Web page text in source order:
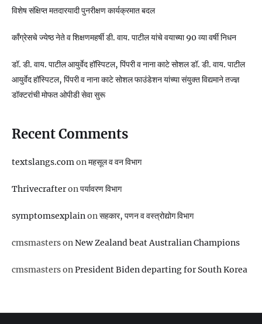
विशेष संक्षिप्त मतदारयादी पुनरीक्षण कार्यक्रमात बदल
काँग्रेसचे ज्येष्ठ नेते व शिक्षणमहर्षी डी. वाय. पाटील यांचे वयाच्या 90 व्या वर्षी निधन
डॉ. डी. वाय. पाटील आयुर्वेद हॉस्पिटल, पिंपरी व नाना काटे सोशल डॉ. डी. वाय. पाटील
आयुर्वेद हॉस्पिटल, पिंपरी व नाना काटे सोशल फाउंडेशन यांच्या संयुक्त विद्यमाने तज्ज्ञ
डॉक्टरांची मोफत ओपीडी सेवा सुरू
Recent Comments
textslangs.comonमहसूल व वन विभाग
Thrivecrafteronपर्यावरण विभाग
symptomsexplainonसहकार, पणन व वस्‍त्रोद्योग विभाग
cmsmastersonNew Zealand beat Australian Champions
cmsmastersonPresident Biden departing for South Korea